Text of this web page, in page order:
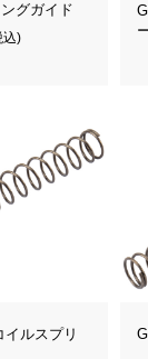
グガイド
込)
イルスプリ